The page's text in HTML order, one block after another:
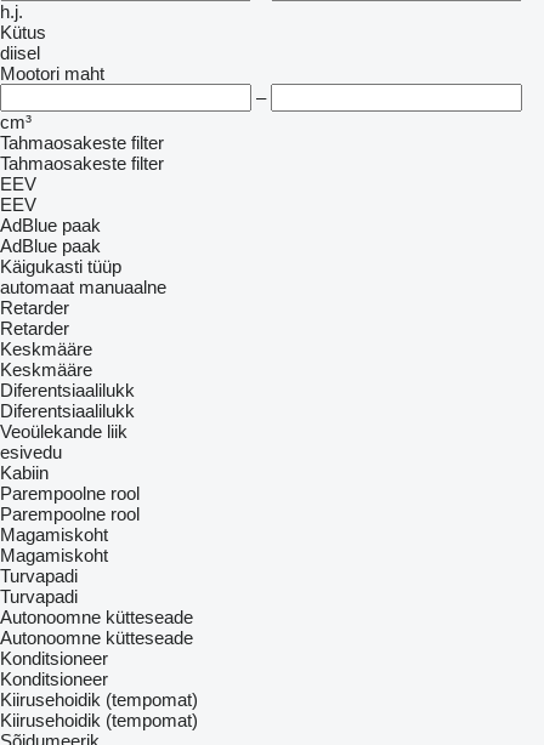
h.j.
Kütus
diisel
Mootori maht
–
cm³
Tahmaosakeste filter
Tahmaosakeste filter
EEV
EEV
AdBlue paak
AdBlue paak
Käigukasti tüüp
automaat manuaalne
Retarder
Retarder
Keskmääre
Keskmääre
Diferentsiaalilukk
Diferentsiaalilukk
Veoülekande liik
esivedu
Kabiin
Parempoolne rool
Parempoolne rool
Magamiskoht
Magamiskoht
Turvapadi
Turvapadi
Autonoomne kütteseade
Autonoomne kütteseade
Konditsioneer
Konditsioneer
Kiirusehoidik (tempomat)
Kiirusehoidik (tempomat)
Sõidumeerik